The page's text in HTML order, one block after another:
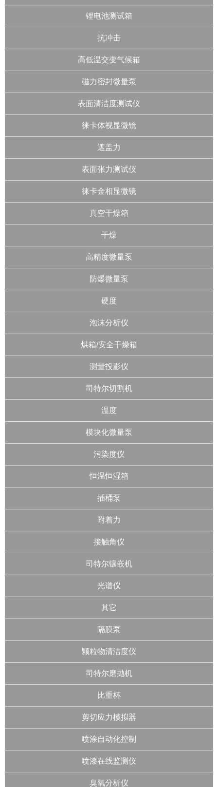
锂电池测试箱
抗冲击
高低温交变气候箱
磁力密封微量泵
表面清洁度测试仪
徕卡体视显微镜
遮盖力
表面张力测试仪
徕卡金相显微镜
真空干燥箱
干燥
高精度微量泵
防爆微量泵
硬度
泡沫分析仪
烘箱/安全干燥箱
测量投影仪
司特尔切割机
温度
模块化微量泵
污染度仪
恒温恒湿箱
插桶泵
附着力
接触角仪
司特尔镶嵌机
光谱仪
其它
隔膜泵
颗粒物清洁度仪
司特尔磨抛机
比重杯
剪切应力模拟器
喷涂自动化控制
喷漆在线监测仪
臭氧分析仪